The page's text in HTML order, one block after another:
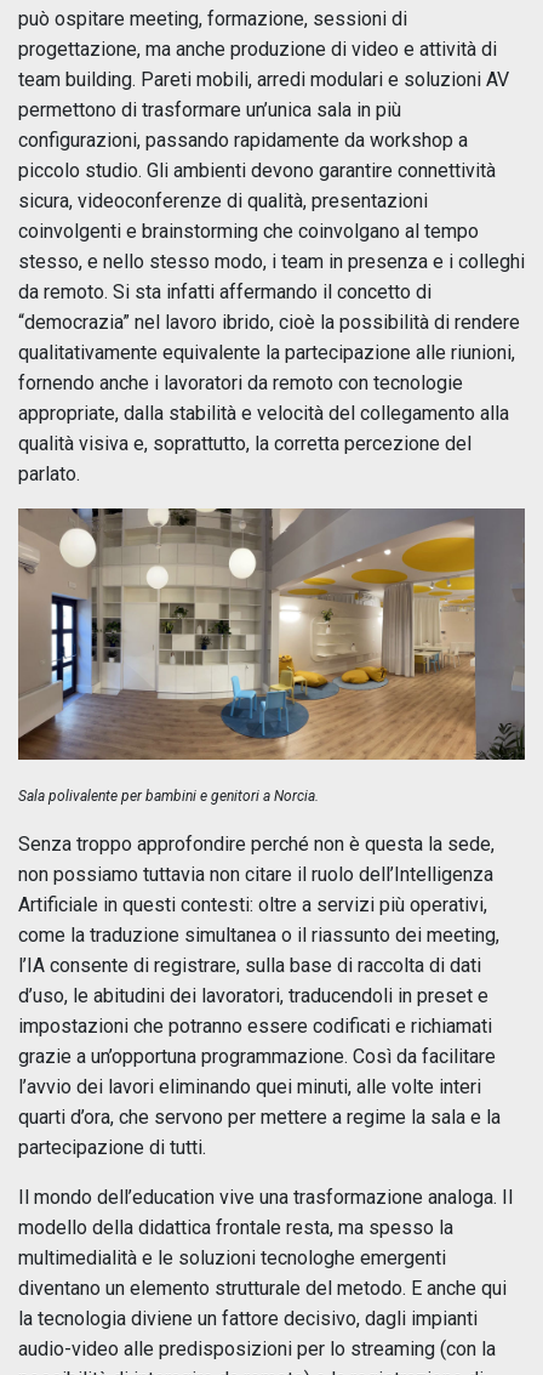
può ospitare meeting, formazione, sessioni di
progettazione, ma anche produzione di video e attività di
team building. Pareti mobili, arredi modulari e soluzioni AV
permettono di trasformare un’unica sala in più
configurazioni, passando rapidamente da workshop a
piccolo studio. Gli ambienti devono garantire connettività
sicura, videoconferenze di qualità, presentazioni
coinvolgenti e brainstorming che coinvolgano al tempo
stesso, e nello stesso modo, i team in presenza e i colleghi
da remoto. Si sta infatti affermando il concetto di
“democrazia” nel lavoro ibrido, cioè la possibilità di rendere
qualitativamente equivalente la partecipazione alle riunioni,
fornendo anche i lavoratori da remoto con tecnologie
appropriate, dalla stabilità e velocità del collegamento alla
qualità visiva e, soprattutto, la corretta percezione del
parlato.
Sala polivalente per bambini e genitori a Norcia.
Senza troppo approfondire perché non è questa la sede,
non possiamo tuttavia non citare il ruolo dell’Intelligenza
Artificiale in questi contesti: oltre a servizi più operativi,
come la traduzione simultanea o il riassunto dei meeting,
l’IA consente di registrare, sulla base di raccolta di dati
d’uso, le abitudini dei lavoratori, traducendoli in preset e
impostazioni che potranno essere codificati e richiamati
grazie a un’opportuna programmazione. Così da facilitare
l’avvio dei lavori eliminando quei minuti, alle volte interi
quarti d’ora, che servono per mettere a regime la sala e la
partecipazione di tutti.
Il mondo dell’education vive una trasformazione analoga. Il
modello della didattica frontale resta, ma spesso la
multimedialità e le soluzioni tecnologhe emergenti
diventano un elemento strutturale del metodo. E anche qui
la tecnologia diviene un fattore decisivo, dagli impianti
audio-video alle predisposizioni per lo streaming (con la